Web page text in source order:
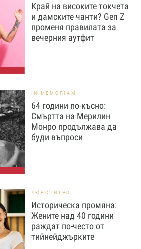
Край на високите токчета
и дамските чанти? Gen Z
променя правилата за
вечерния аутфит
IN MEMORIAM
64 години по-късно:
Смъртта на Мерилин
Монро продължава да
буди въпроси
ЛЮБОПИТНО
Историческа промяна:
Жените над 40 години
раждат по-често от
тийнейджърките